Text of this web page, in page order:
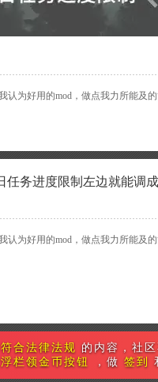
认为好用的mod，做点我力所能及的
任务进度限制左边就能调成
认为好用的mod，做点我力所能及的
合法律法规 的内容，社
栏领金币按钮 ，做 签到